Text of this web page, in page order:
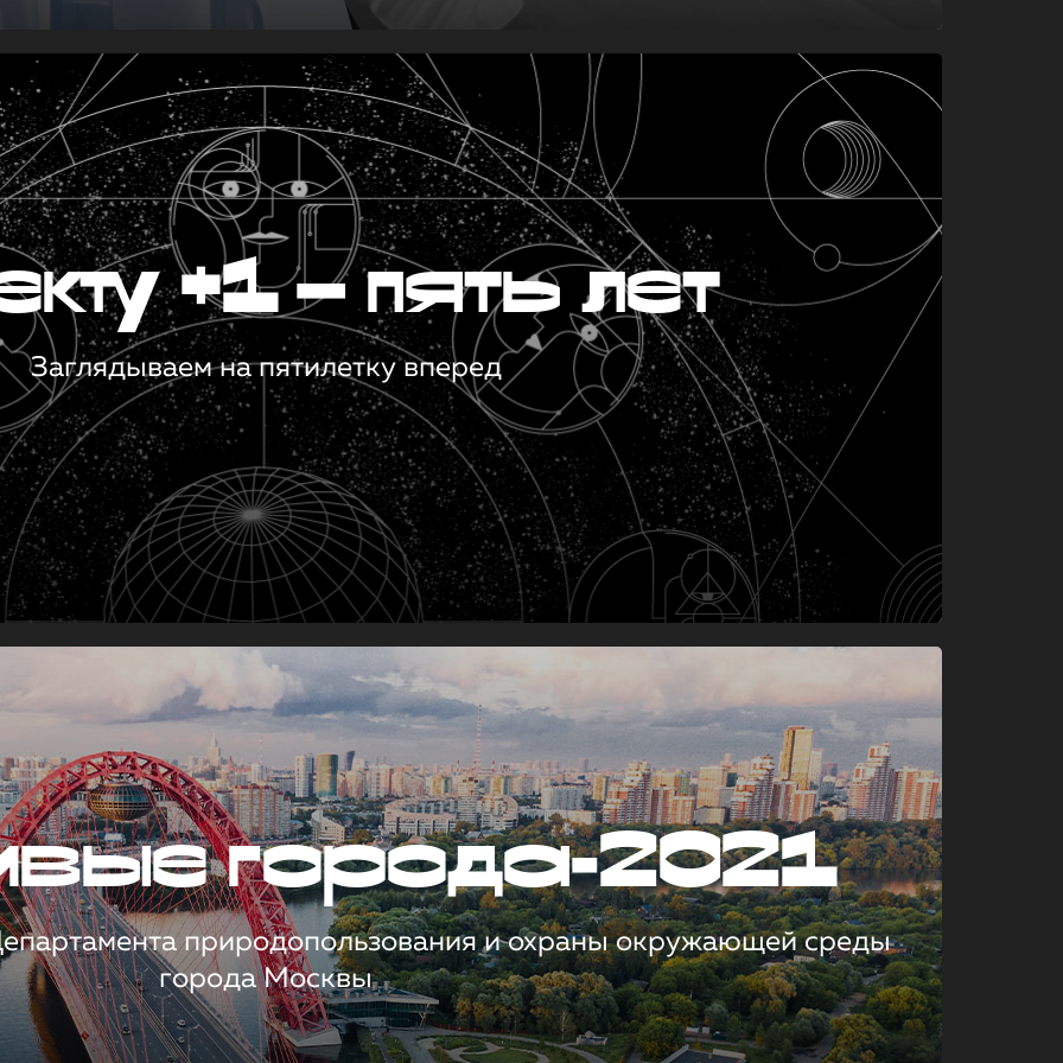
+1 — пять лет
Заглядываем на пятилетку вперед
города-2021
природопользования и охраны окружающей среды
города Москвы